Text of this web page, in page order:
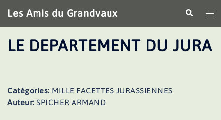
au
contenu
Les Amis du Grandvaux
le
LE DEPARTEMENT DU JURA
Catégories: MILLE FACETTES JURASSIENNES
Auteur: SPICHER ARMAND